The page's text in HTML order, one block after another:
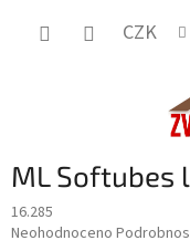
CZK
ML Softubes
16.285
Průměrné
Neohodnoceno